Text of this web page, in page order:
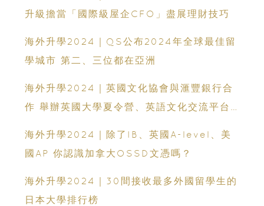
升級擔當「國際級屋企CFO」盡展理財技巧
海外升學2024｜QS公布2024年全球最佳留
學城市 第二、三位都在亞洲
海外升學2024｜英國文化協會與滙豐銀行合
作 舉辦英國大學夏令營、英語文化交流平台
海外升學2024｜除了IB、英國A-level、美
國AP 你認識加拿大OSSD文憑嗎？
海外升學2024｜30間接收最多外國留學生的
日本大學排行榜